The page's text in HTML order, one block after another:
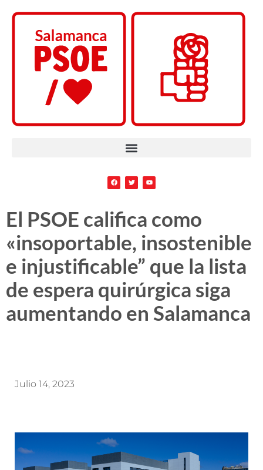
El PSOE califica como
«insoportable, insostenible
e injustificable” que la lista
de espera quirúrgica siga
aumentando en Salamanca
Julio 14, 2023